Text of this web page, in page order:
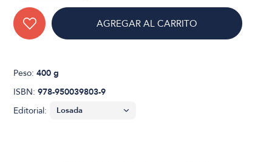
AGREGAR AL CARRITO
Peso:400 g
ISBN:978-950039803-9
Editorial: